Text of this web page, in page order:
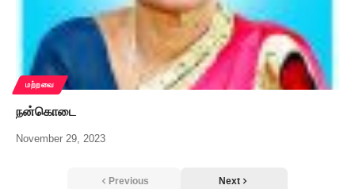
மற்றவை
நன்கொடை
November 29, 2023
Previous Next